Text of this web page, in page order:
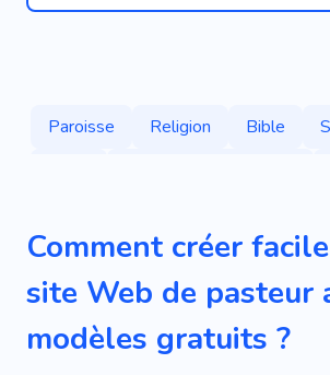
Paroisse Religion Bible
Donation
Aide Charité
Bouddhisme
Baptême Culte
Étude Biblique
Chœur
Comment créer
site Web de pasteur
modèles gratuits ?